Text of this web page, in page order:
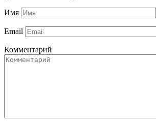
Имя
Email
Комментарий